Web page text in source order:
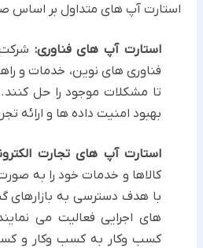
استارت آپ های متداول بر اساس
استارت آپ های فناوری:
فناوری های نوین، خدمات و
تا مشکلات موجود را حل
بهبود امنیت داده ها و ارائه
استارت آپ های تجارت
کالاها و خدمات خود را به
با هدف دسترسی به بازارهای
های اجرایی فعالیت می
کسب وکار به کسب وکار و